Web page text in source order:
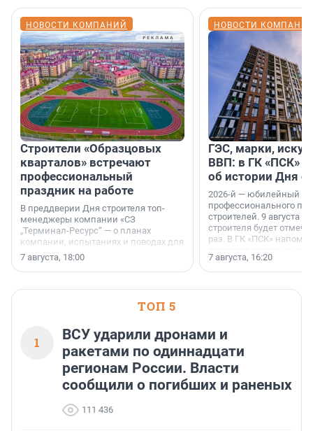
НОВОСТИ КОМПАНИЙ
Строители «Образцовых
кварталов» встречают
профессиональный
праздник на работе
В преддверии Дня строителя топ-
менеджеры компании «СЗ
„Терминал-Ресурс“ — о планах
компании, испытаниях и поводах для
осторожного оптимизма.
7 августа, 18:00
НОВОСТИ
ГЭС, марки,
ВВП: в ГК «ПСК»
об истории Дня
2026-й — юбилейный
профессионального
строителей. 9 августа
строителя будет
раз. В ГК «ПСК»
поменялась роль
7 августа, 16:20
ТОП 5
1
ВСУ ударили дронами и
ракетами по одиннадцати
регионам России. Власти
сообщили о погибших и раненых
111 436